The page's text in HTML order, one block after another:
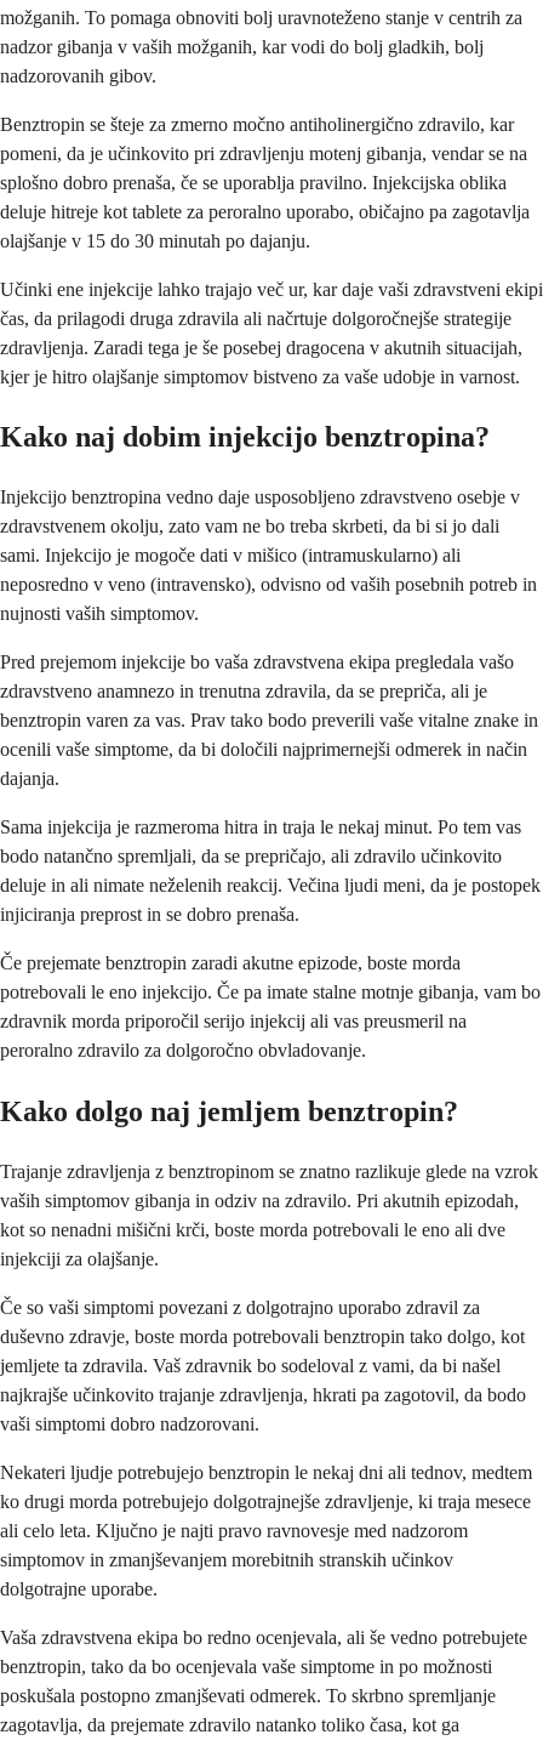
možganih. To pomaga obnoviti bolj uravnoteženo stanje v centrih za
nadzor gibanja v vaših možganih, kar vodi do bolj gladkih, bolj
nadzorovanih gibov.
Benztropin se šteje za zmerno močno antiholinergično zdravilo, kar
pomeni, da je učinkovito pri zdravljenju motenj gibanja, vendar se na
splošno dobro prenaša, če se uporablja pravilno. Injekcijska oblika
deluje hitreje kot tablete za peroralno uporabo, običajno pa zagotavlja
olajšanje v 15 do 30 minutah po dajanju.
Učinki ene injekcije lahko trajajo več ur, kar daje vaši zdravstveni ekipi
čas, da prilagodi druga zdravila ali načrtuje dolgoročnejše strategije
zdravljenja. Zaradi tega je še posebej dragocena v akutnih situacijah,
kjer je hitro olajšanje simptomov bistveno za vaše udobje in varnost.
Kako naj dobim injekcijo benztropina?
Injekcijo benztropina vedno daje usposobljeno zdravstveno osebje v
zdravstvenem okolju, zato vam ne bo treba skrbeti, da bi si jo dali
sami. Injekcijo je mogoče dati v mišico (intramuskularno) ali
neposredno v veno (intravensko), odvisno od vaših posebnih potreb in
nujnosti vaših simptomov.
Pred prejemom injekcije bo vaša zdravstvena ekipa pregledala vašo
zdravstveno anamnezo in trenutna zdravila, da se prepriča, ali je
benztropin varen za vas. Prav tako bodo preverili vaše vitalne znake in
ocenili vaše simptome, da bi določili najprimernejši odmerek in način
dajanja.
Sama injekcija je razmeroma hitra in traja le nekaj minut. Po tem vas
bodo natančno spremljali, da se prepričajo, ali zdravilo učinkovito
deluje in ali nimate neželenih reakcij. Večina ljudi meni, da je postopek
injiciranja preprost in se dobro prenaša.
Če prejemate benztropin zaradi akutne epizode, boste morda
potrebovali le eno injekcijo. Če pa imate stalne motnje gibanja, vam bo
zdravnik morda priporočil serijo injekcij ali vas preusmeril na
peroralno zdravilo za dolgoročno obvladovanje.
Kako dolgo naj jemljem benztropin?
Trajanje zdravljenja z benztropinom se znatno razlikuje glede na vzrok
vaših simptomov gibanja in odziv na zdravilo. Pri akutnih epizodah,
kot so nenadni mišični krči, boste morda potrebovali le eno ali dve
injekciji za olajšanje.
Če so vaši simptomi povezani z dolgotrajno uporabo zdravil za
duševno zdravje, boste morda potrebovali benztropin tako dolgo, kot
jemljete ta zdravila. Vaš zdravnik bo sodeloval z vami, da bi našel
najkrajše učinkovito trajanje zdravljenja, hkrati pa zagotovil, da bodo
vaši simptomi dobro nadzorovani.
Nekateri ljudje potrebujejo benztropin le nekaj dni ali tednov, medtem
ko drugi morda potrebujejo dolgotrajnejše zdravljenje, ki traja mesece
ali celo leta. Ključno je najti pravo ravnovesje med nadzorom
simptomov in zmanjševanjem morebitnih stranskih učinkov
dolgotrajne uporabe.
Vaša zdravstvena ekipa bo redno ocenjevala, ali še vedno potrebujete
benztropin, tako da bo ocenjevala vaše simptome in po možnosti
poskušala postopno zmanjševati odmerek. To skrbno spremljanje
zagotavlja, da prejemate zdravilo natanko toliko časa, kot ga